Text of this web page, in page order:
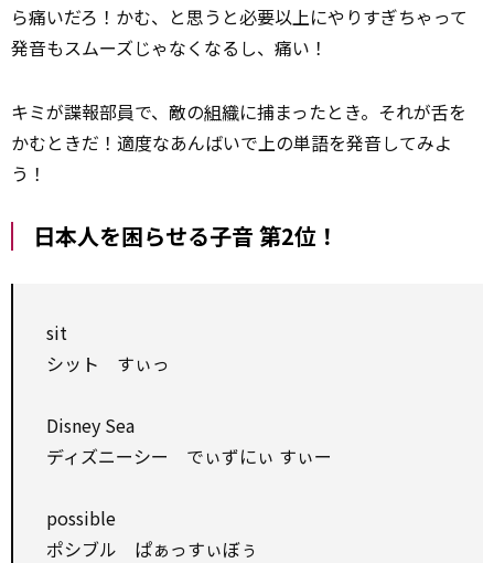
ら痛いだろ！かむ、と思うと必要以上にやりすぎちゃって
発音もスムーズじゃなくなるし、痛い！
キミが諜報部員で、敵の組織に捕まったとき。それが舌を
かむときだ！適度なあんばいで上の単語を発音してみよ
う！
日本人を困らせる子音 第2位！
sit
シット すぃっ
Disney Sea
ディズニーシー でぃずにぃ すぃー
possible
ポシブル ぱぁっすぃぼぅ